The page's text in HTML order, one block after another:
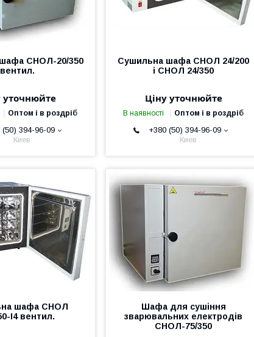
СНОЛ-20/350
вентил.
уточнюйте
Оптом і в роздріб
(50) 394-96-09
Киев
Сушильна шафа СНОЛ 24/200
і СНОЛ 24/350
Ціну уточнюйте
В наявності Оптом і в роздріб
+380 (50) 394-96-09
Киев
шафа СНОЛ
І4 вентил.
Шафа для сушіння
зварювальних електродів
СНОЛ-75/350